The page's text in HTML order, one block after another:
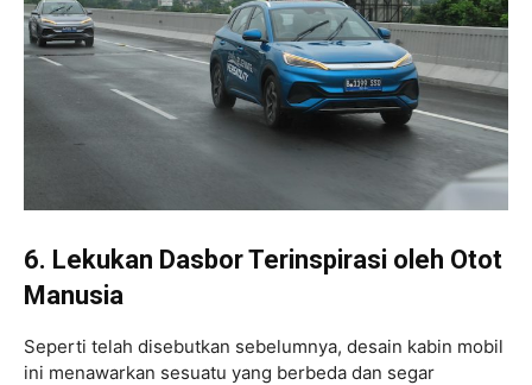
6. Lekukan Dasbor Terinspirasi oleh Otot
Manusia
Seperti telah disebutkan sebelumnya, desain kabin mobil
ini menawarkan sesuatu yang berbeda dan segar